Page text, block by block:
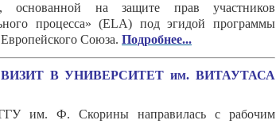
основанной на защите прав участников
процесса» (ELA) под эгидой программы
Союза. Подробнее...
В УНИВЕРСИТЕТ им. ВИТАУТАСА
ГГУ им. Ф. Скорины направилась с рабочим